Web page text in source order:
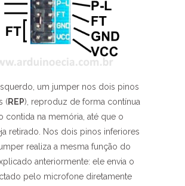
um jumper nos dois pinos
(REP), reproduz de forma contínua
contida na memória, até que o
retirado. Nos dois pinos inferiores
realiza a mesma função do
anteriormente: ele envia o
pelo microfone diretamente